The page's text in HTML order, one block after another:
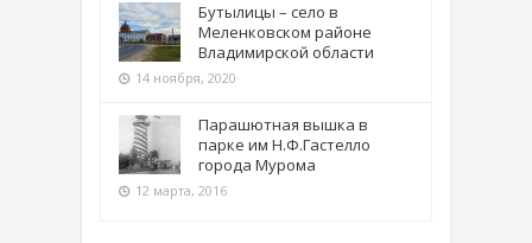
Бутылицы – село в
Меленковском районе
Владимирской области
14 ноября, 2020
Парашютная вышка в
парке им Н.Ф.Гастелло
города Мурома
12 марта, 2016